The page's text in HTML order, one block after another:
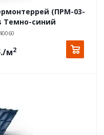
(ПРМ-03-
Темно-синий
/м2